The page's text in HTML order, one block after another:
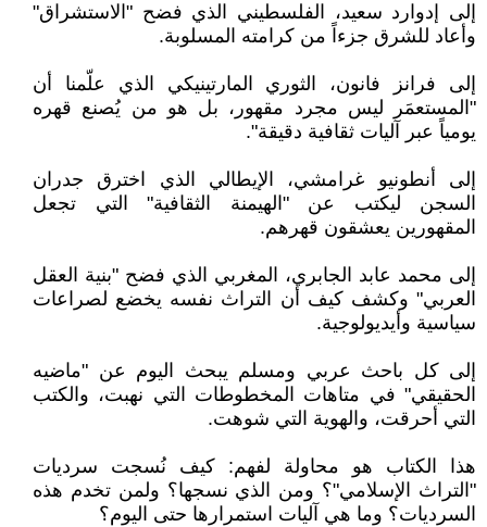
إلى إدوارد سعيد، الفلسطيني الذي فضح "الاستشراق"
وأعاد للشرق جزءاً من كرامته المسلوبة.
إلى فرانز فانون، الثوري المارتينيكي الذي علّمنا أن
"المستعمَر ليس مجرد مقهور، بل هو من يُصنع قهره
يومياً عبر آليات ثقافية دقيقة".
إلى أنطونيو غرامشي، الإيطالي الذي اخترق جدران
السجن ليكتب عن "الهيمنة الثقافية" التي تجعل
المقهورين يعشقون قهرهم.
إلى محمد عابد الجابري، المغربي الذي فضح "بنية العقل
العربي" وكشف كيف أن التراث نفسه يخضع لصراعات
سياسية وأيديولوجية.
إلى كل باحث عربي ومسلم يبحث اليوم عن "ماضيه
الحقيقي" في متاهات المخطوطات التي نهبت، والكتب
التي أحرقت، والهوية التي شوهت.
هذا الكتاب هو محاولة لفهم: كيف نُسجت سرديات
"التراث الإسلامي"؟ ومن الذي نسجها؟ ولمن تخدم هذه
السرديات؟ وما هي آليات استمرارها حتى اليوم؟